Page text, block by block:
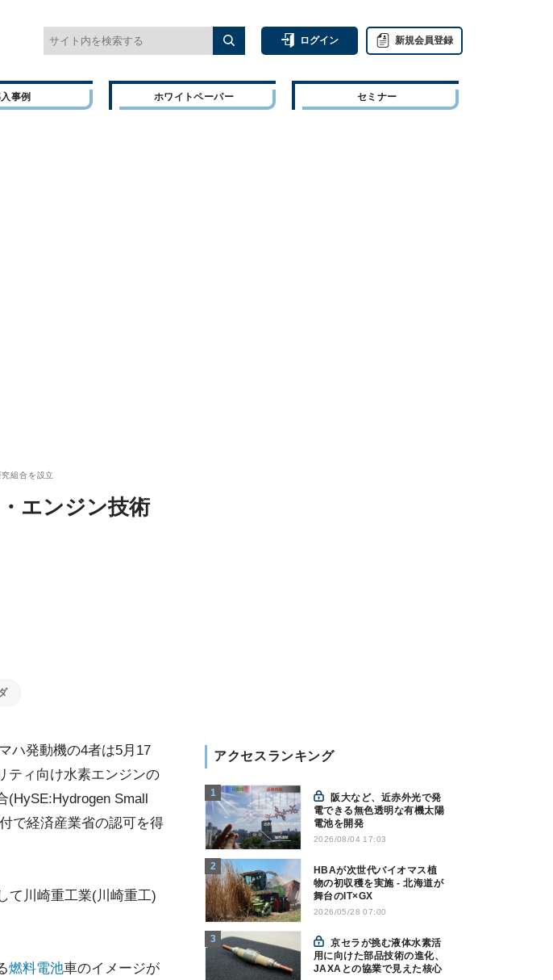
ログイン 新規会員登録
事例 ホワイトペーパー セミナー
組合を設立
エンジン技術
ハ発動機の4者は5月17
ティ向け水素エンジンの
(HySE:Hydrogen Small
で経済産業省の認可を得
て川崎重工業(川崎重工)
燃料電池車のイメージが
アクセスランキング
電できる無色透明な有機太陽
電池を開発
2026/08/04 17:03
HBAが次世代バイオマス植
物の初収穫を実施 - 北海道が
舞台のIT×GX
2026/05/28 07:00
京セラが挑む液体水素活
用に向けた部品技術の進化、
JAXAとの協業で見えた核心